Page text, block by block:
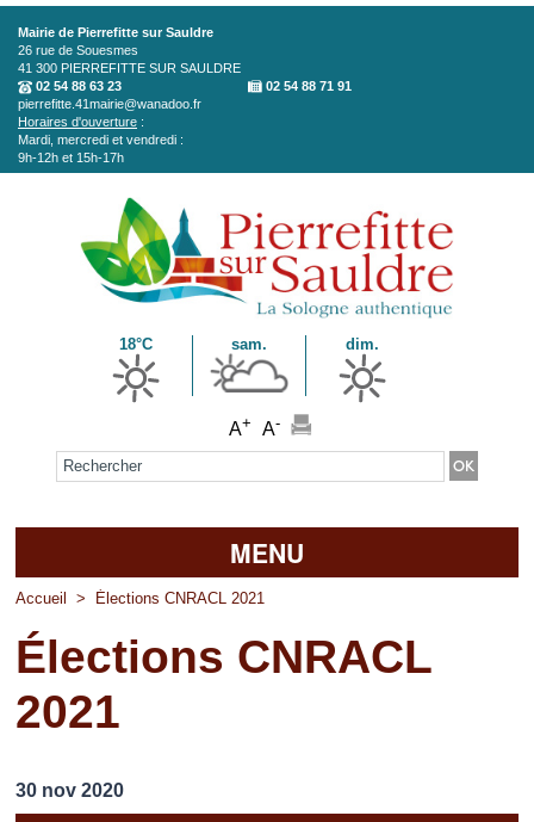
Aller au contenu principal
Mairie de Pierrefitte sur Sauldre
26 rue de Souesmes
41 300 PIERREFITTE SUR SAULDRE
02 54 88 63 23
02 54 88 71 91
pierrefitte.41mairie@wanadoo.fr
Horaires d'ouverture :
Mardi, mercredi et vendredi :
9h-12h et 15h-17h
18°C sam. dim.
A+ A-
Formulaire de recherche
MENU
Accueil
La mairie
Découvrir Pierrefitte
Vos professionnels
Accueil > Élections CNRACL 2021
Élections CNRACL
2021
30 nov 2020